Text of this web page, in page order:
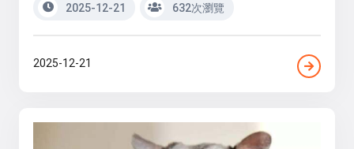
2025-12-21 632次瀏覽
2025-12-21